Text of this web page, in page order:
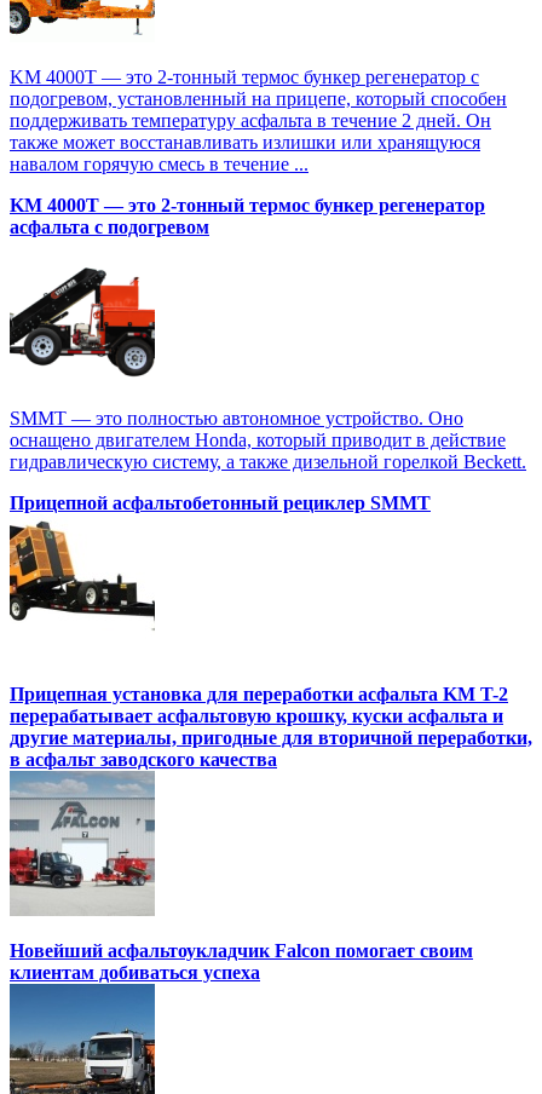
KM 4000T — это 2-тонный термос бункер регенератор с
подогревом, установленный на прицепе, который способен
поддерживать температуру асфальта в течение 2 дней. Он
также может восстанавливать излишки или хранящуюся
навалом горячую смесь в течение ...
KM 4000T — это 2-тонный термос бункер регенератор
асфальта с подогревом
SMMT — это полностью автономное устройство. Оно
оснащено двигателем Honda, который приводит в действие
гидравлическую систему, а также дизельной горелкой Beckett.
Прицепной асфальтобетонный рециклер SMMT
Прицепная установка для переработки асфальта KM T-2
перерабатывает асфальтовую крошку, куски асфальта и
другие материалы, пригодные для вторичной переработки,
в асфальт заводского качества
Новейший асфальтоукладчик Falcon помогает своим
клиентам добиваться успеха